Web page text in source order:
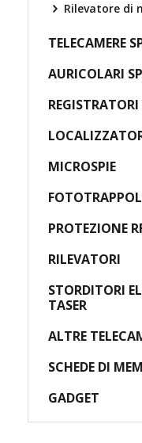
Rilevatore di
TELECAMERE
AURICOLARI
MICROSPIE
PROTEZIONE
RILEVATORI
STORDITORI
TASER
ALTRE
SCHEDE DI
GADGET